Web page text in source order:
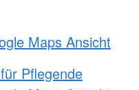
Maps Ansicht
Pflegende